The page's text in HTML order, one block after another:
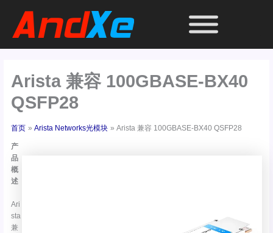
Arista 兼容 100GBASE-BX40
QSFP28
首页 Arista Networks光模块 Arista 兼容 100GBASE-BX40 QSFP28
产
品
概
述
Ari
sta
兼